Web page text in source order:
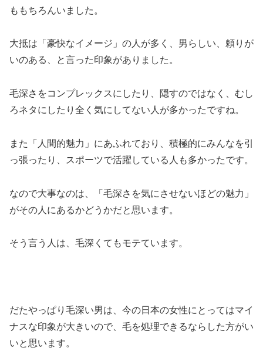
ももちろんいました。
大抵は「豪快なイメージ」の人が多く、男らしい、頼りが
いのある、と言った印象がありました。
毛深さをコンプレックスにしたり、隠すのではなく、むし
ろネタにしたり全く気にしてない人が多かったですね。
また「人間的魅力」にあふれており、積極的にみんなを引
っ張ったり、スポーツで活躍している人も多かったです。
なので大事なのは、「毛深さを気にさせないほどの魅力」
がその人にあるかどうかだと思います。
そう言う人は、毛深くてもモテています。
だたやっぱり毛深い男は、今の日本の女性にとってはマイ
ナスな印象が大きいので、毛を処理できるならした方がい
いと思います。